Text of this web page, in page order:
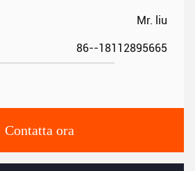
Mr. liu
86--18112895665
Contatta ora